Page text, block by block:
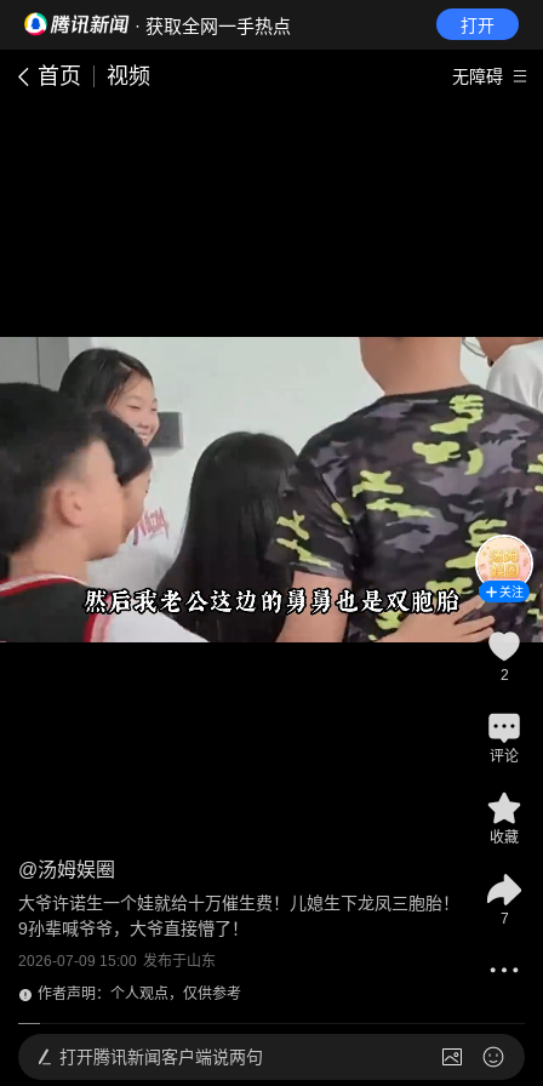
· 获取全网一手热点 打开
首页 视频 无障碍
@汤姆娱圈
大爷许诺生一个娃就给十万催生费！儿媳生下龙凤三胞胎！
9孙辈喊爷爷，大爷直接懵了！
2026-07-09 15:00 发布于山东
作者声明：个人观点，仅供参考
关注
2
评论
收藏
7
打开腾讯新闻客户端说两句